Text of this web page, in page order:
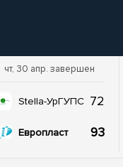
чт, 30 апр. завершен
Stella-УрГУПС 72
Европласт 93